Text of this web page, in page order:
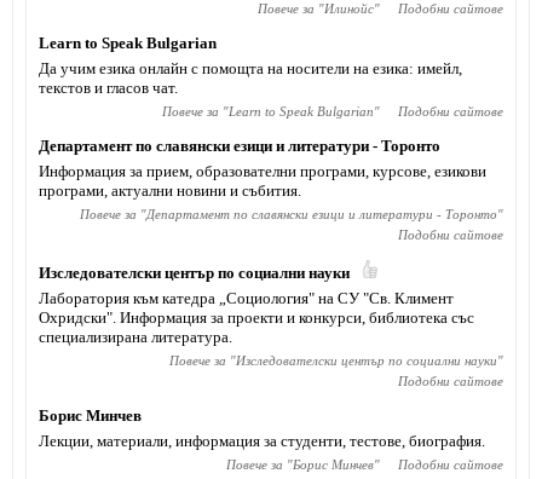
Повече за "Илинойс" Подобни сайтове
Learn to Speak Bulgarian
Да учим езика онлайн с помощта на носители на езика: имейл,
текстов и гласов чат.
Повече за "Learn to Speak Bulgarian" Подобни сайтове
Департамент по славянски езици и литератури - Торонто
Информация за прием, образователни програми, курсове, езикови
програми, актуални новини и събития.
Повече за "Департамент по славянски езици и литератури - Торонто"
Подобни сайтове
Изследователски център по социални науки
Лаборатория към катедра „Социология" на СУ "Св. Климент
Охридски". Информация за проекти и конкурси, библиотека със
специализирана литература.
Повече за "Изследователски център по социални науки"
Подобни сайтове
Борис Минчев
Лекции, материали, информация за студенти, тестове, биография.
Повече за "Борис Минчев" Подобни сайтове